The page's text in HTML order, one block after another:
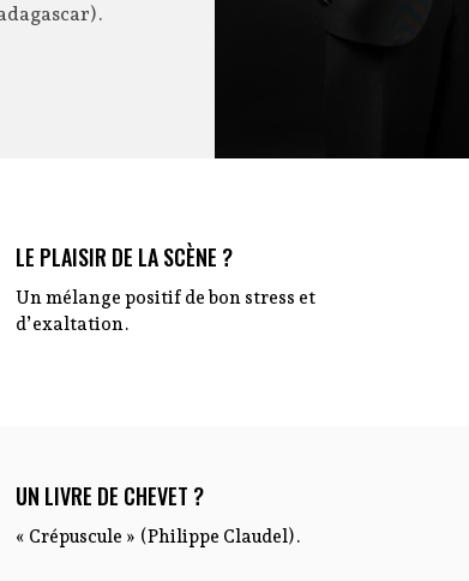
LE PLAISIR DE LA SCÈNE ?
Un mélange positif de bon stress et
d’exaltation.
UN LIVRE DE CHEVET ?
« Crépuscule » (Philippe Claudel).